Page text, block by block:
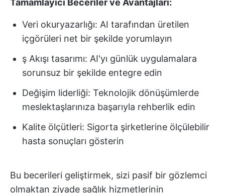
Tamamlayıcı Beceriler ve Avantajları:
Veri okuryazarlığı: AI tarafından üretilen
içgörüleri net bir şekilde yorumlayın
ş Akışı tasarımı: AI'yı günlük uygulamalara
sorunsuz bir şekilde entegre edin
Değişim liderliği: Teknolojik dönüşümlerde
meslektaşlarınıza başarıyla rehberlik edin
Kalite ölçütleri: Sigorta şirketlerine ölçülebilir
hasta sonuçları gösterin
Bu becerileri geliştirmek, sizi pasif bir gözlemci
olmaktan ziyade sağlık hizmetlerinin